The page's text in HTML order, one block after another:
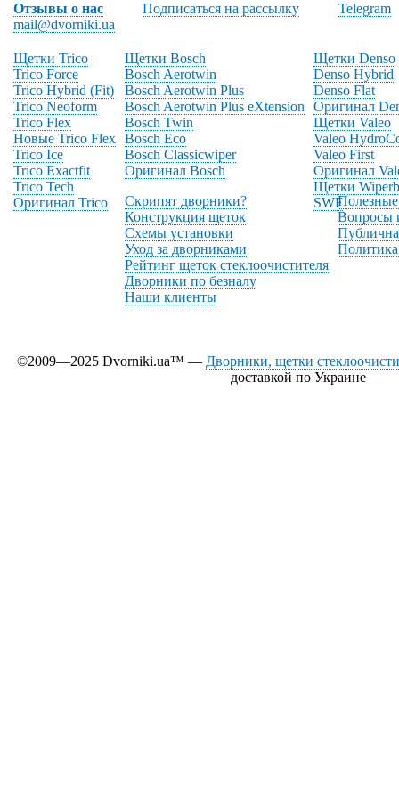
Отзывы о нас Подписаться на рассылку
Telegram
mail@dvorniki.ua
Щетки Trico
Trico Force
Trico Hybrid (Fit)
Trico Neoform
Trico Flex
Новые Trico Flex
Trico Ice
Trico Exactfit
Trico Tech
Оригинал Trico
Щетки Bosch
Bosch Aerotwin
Bosch Aerotwin Plus
Bosch Aerotwin Plus eXtension
Bosch Twin
Bosch Eco
Bosch Classicwiper
Оригинал Bosch
Щетки Denso
Denso Hybrid
Denso Flat
Оригинал
Щетки Valeo
Valeo
Valeo First
Оригинал
Щетки
SWF
Скрипят дворники?
Конструкция щеток
Схемы установки
Уход за дворниками
Рейтинг щеток стеклоочистителя
Дворники по безналу
Наши клиенты
Вопросы
©2009—2025 Dvorniki.ua™ — Дворники, щетки
доставкой по Украине